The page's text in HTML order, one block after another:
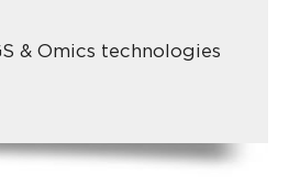
& Omics technologies